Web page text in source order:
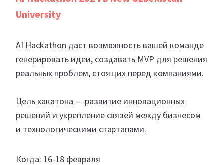
University
AI Hackathon даст возможность вашей команде
генерировать идеи, создавать MVP для решения
реальных проблем, стоящих перед компаниями.
Цель хакатона — развитие инновационных
решений и укрепление связей между бизнесом
и технологическими стартапами.
Когда: 16-18 февраля